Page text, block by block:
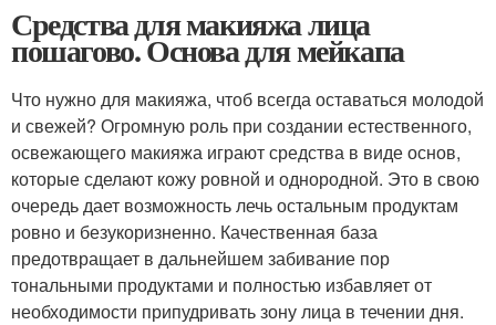
Средства для макияжа лица
пошагово. Основа для мейкапа
Что нужно для макияжа, чтоб всегда оставаться молодой
и свежей? Огромную роль при создании естественного,
освежающего макияжа играют средства в виде основ,
которые сделают кожу ровной и однородной. Это в свою
очередь дает возможность лечь остальным продуктам
ровно и безукоризненно. Качественная база
предотвращает в дальнейшем забивание пор
тональными продуктами и полностью избавляет от
необходимости припудривать зону лица в течении дня.